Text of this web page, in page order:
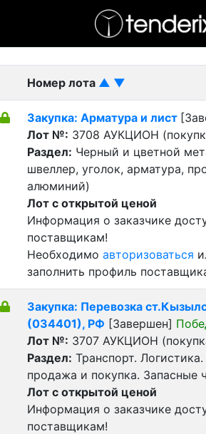
- Завершенный
Номер лота ▲ ▼
Закупка: Арматура и лист
Лот №: 3708 АУКЦИОН
Раздел: Черный и цветной
швеллер, уголок, арматура,
алюминий)
Лот с открытой ценой
Информация о заказчике
поставщикам!
Необходимо авторизоваться
заполнить профиль
Закупка: Перевозка
(034401), РФ [Завершен]
Лот №: 3707 АУКЦИОН
Раздел: Транспорт.
продажа и покупка. Запасные
Лот с открытой ценой
Информация о заказчике
поставщикам!